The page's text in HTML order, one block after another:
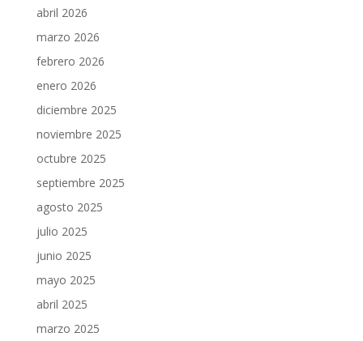
abril 2026
marzo 2026
febrero 2026
enero 2026
diciembre 2025
noviembre 2025
octubre 2025
septiembre 2025
agosto 2025
julio 2025
junio 2025
mayo 2025
abril 2025
marzo 2025